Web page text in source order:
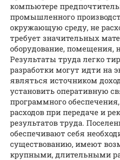
компьютере
промышленного
окружающую среду, не
требует значительных
оборудование, помещения,
Результаты труда легко
разработки могут идти на
являться источником
установить оперативную
программного
расходов при передаче и
результатов труда.
обеспечивают себя
существованию, имеют
крупными, длительными